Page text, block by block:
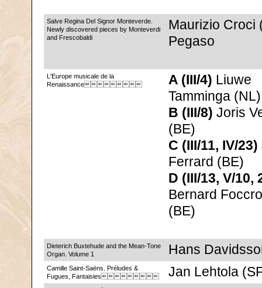
Salve Regina Del Signor Monteverde.
Newly discovered pieces by Monteverdi
and Frescobaldi
Maurizio Croci
Pegaso
L'Europe musicale de la
Renaissance
A (III/4) Liuwe
Tamminga (NL)
B (III/8) Joris
(BE)
C (III/11, IV/23)
Ferrard (BE)
D (III/13, V/10,
Bernard
(BE)
Dieterich Buxtehude and the Mean-Tone
Organ. Volume 1
Hans
Camille Saint-Saëns. Préludes &
Fugues, Fantaisies
Jan Lehtola